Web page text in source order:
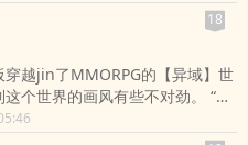
18
穿越jin了MMORPG的【异域】世
世界的画风有些不对劲。 “想
王，四翅一振出ru青冥，却被我